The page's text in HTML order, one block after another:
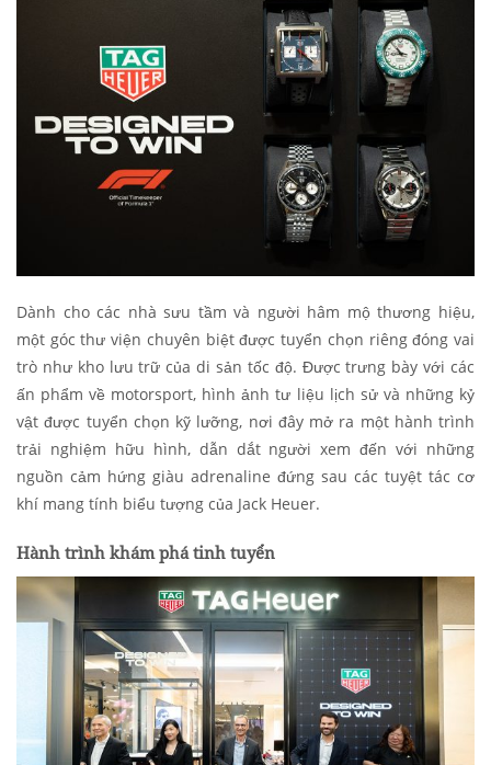
Dành cho các nhà sưu tầm và người hâm mộ thương hiệu,
một góc thư viện chuyên biệt được tuyển chọn riêng đóng vai
trò như kho lưu trữ của di sản tốc độ. Được trưng bày với các
ấn phẩm về motorsport, hình ảnh tư liệu lịch sử và những kỷ
vật được tuyển chọn kỹ lưỡng, nơi đây mở ra một hành trình
trải nghiệm hữu hình, dẫn dắt người xem đến với những
nguồn cảm hứng giàu adrenaline đứng sau các tuyệt tác cơ
khí mang tính biểu tượng của Jack Heuer.
Hành trình khám phá tinh tuyển